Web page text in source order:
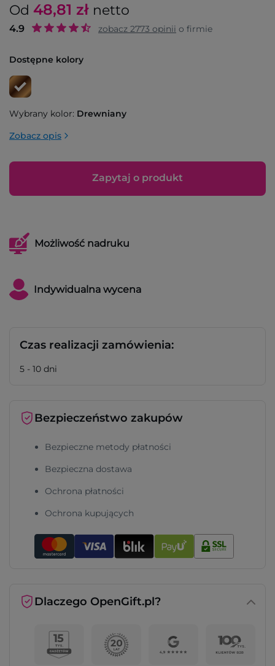
Od 48,81 zł netto
4.9 zobacz 2773 opinii o firmie
Dostępne kolory
Wybrany kolor: Drewniany
Zobacz opis
Zapytaj o produkt
Możliwość nadruku
Indywidualna wycena
Czas realizacji zamówienia:
5 - 10 dni
Bezpieczeństwo zakupów
Bezpieczne metody płatności
Bezpieczna dostawa
Ochrona płatności
Ochrona kupujących
Dlaczego OpenGift.pl?